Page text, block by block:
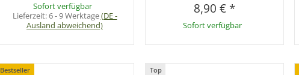
Sofort verfügbar
Lieferzeit:6 - 9 Werktage(DE -
Ausland abweichend)
8,90 € *
Sofort verfügbar
Bestseller Top